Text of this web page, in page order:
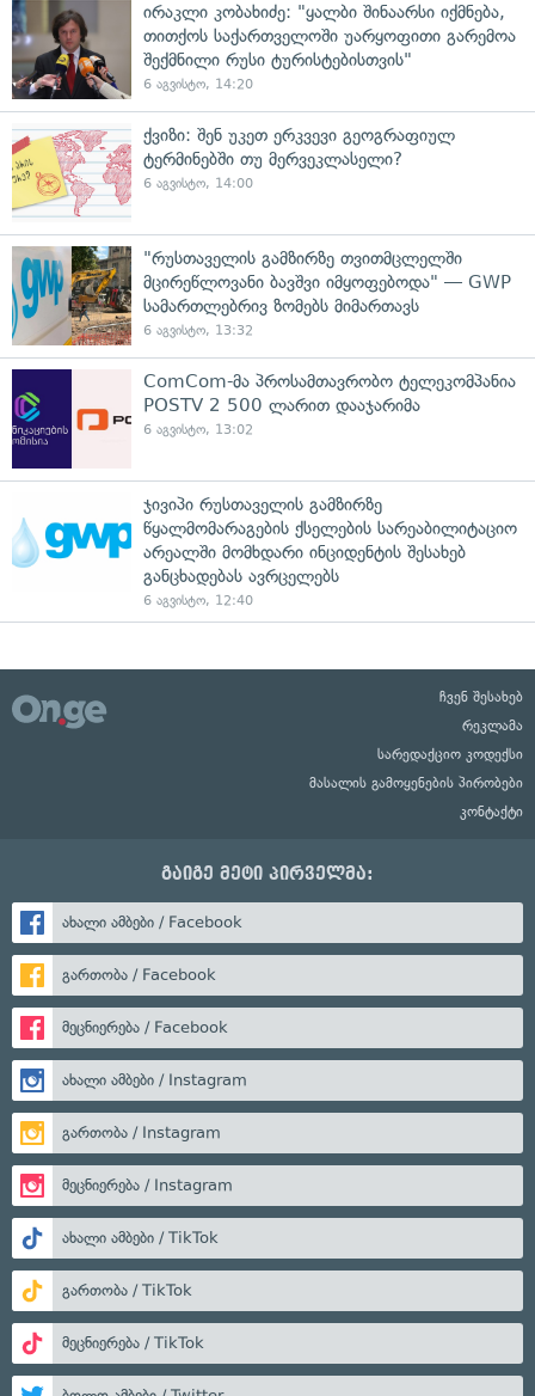
ირაკლი კობახიძე: "ყალბი შინაარსი იქმნება,
თითქოს საქართველოში უარყოფითი გარემოა
შექმნილი რუსი ტურისტებისთვის"
6 აგვისტო, 14:20
ქვიზი: შენ უკეთ ერკვევი გეოგრაფიულ
ტერმინებში თუ მერვეკლასელი?
6 აგვისტო, 14:00
"რუსთაველის გამზირზე თვითმცლელში
მცირეწლოვანი ბავშვი იმყოფებოდა" — GWP
სამართლებრივ ზომებს მიმართავს
6 აგვისტო, 13:32
ComCom-მა პროსამთავრობო ტელეკომპანია
POSTV 2 500 ლარით დააჯარიმა
6 აგვისტო, 13:02
ჯივიპი რუსთაველის გამზირზე
წყალმომარაგების ქსელების სარეაბილიტაციო
არეალში მომხდარი ინციდენტის შესახებ
განცხადებას ავრცელებს
6 აგვისტო, 12:40
ჩვენ შესახებ
რეკლამა
სარედაქციო კოდექსი
მასალის გამოყენების პირობები
კონტაქტი
გაიგე მეტი პირველმა:
ახალი ამბები / Facebook
გართობა / Facebook
მეცნიერება / Facebook
ახალი ამბები / Instagram
გართობა / Instagram
მეცნიერება / Instagram
ახალი ამბები / TikTok
გართობა / TikTok
მეცნიერება / TikTok